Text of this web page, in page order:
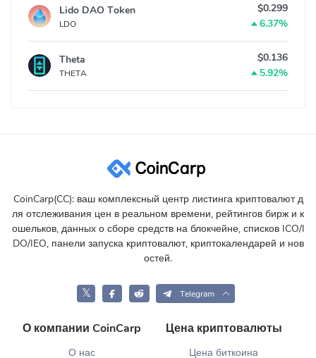
Lido DAO Token
LDO
$0.299
6.37%
Theta
THETA
$0.136
5.92%
CoinCarp(CC): ваш комплексный центр листинга криптовалют д
ля отслеживания цен в реальном времени, рейтингов бирж и к
ошельков, данных о сборе средств на блокчейне, списков ICO/I
DO/IEO, панели запуска криптовалют, криптокалендарей и нов
остей.
𝕏 Telegram
О компании CoinCarp
О нас
Цена криптовалюты
Цена биткоина